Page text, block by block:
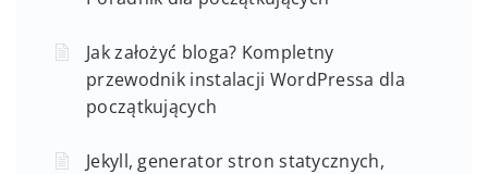
Jak założyć bloga? Kompletny
przewodnik instalacji WordPressa dla
początkujących
Jekyll, generator stron statycznych,